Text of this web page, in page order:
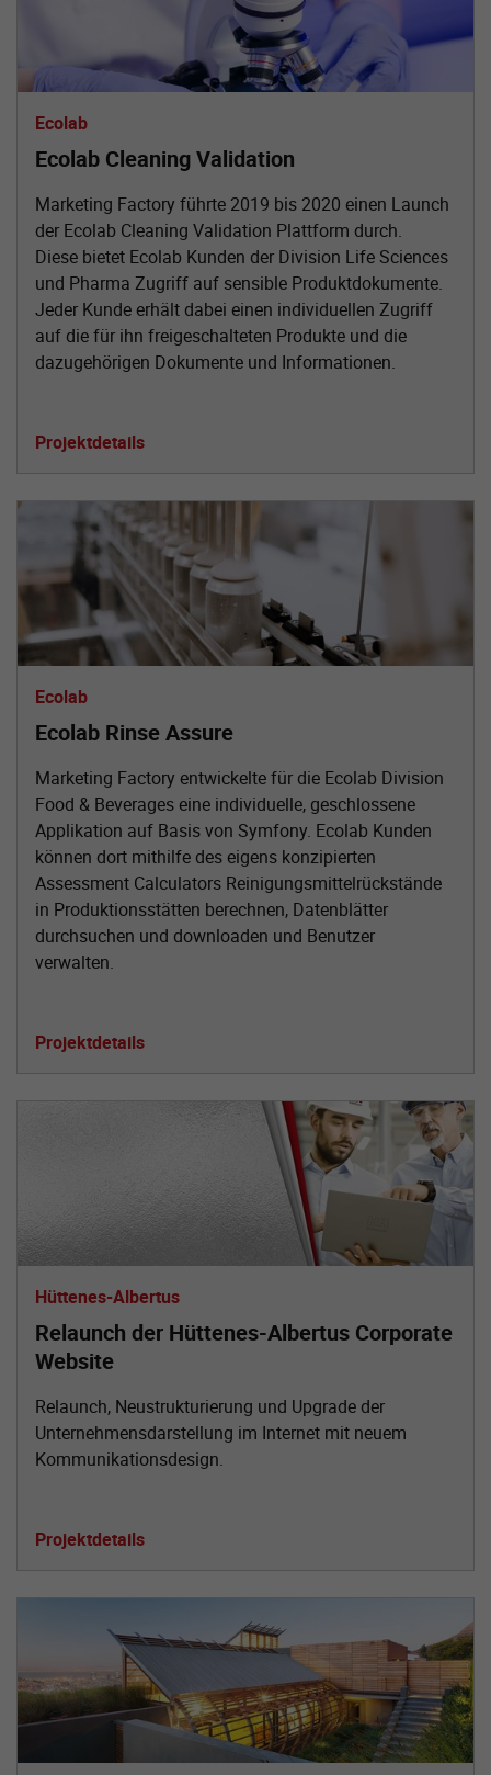
Ecolab
Ecolab Cleaning Validation
Marketing Factory führte 2019 bis 2020 einen Launch
der Ecolab Cleaning Validation Plattform durch.
Diese bietet Ecolab Kunden der Division Life Sciences
und Pharma Zugriff auf sensible Produktdokumente.
Jeder Kunde erhält dabei einen individuellen Zugriff
auf die für ihn freigeschalteten Produkte und die
dazugehörigen Dokumente und Informationen.
Projektdetails
Ecolab
Ecolab Rinse Assure
Marketing Factory entwickelte für die Ecolab Division
Food & Beverages eine individuelle, geschlossene
Applikation auf Basis von Symfony. Ecolab Kunden
können dort mithilfe des eigens konzipierten
Assessment Calculators Reinigungsmittelrückstände
in Produktionsstätten berechnen, Datenblätter
durchsuchen und downloaden und Benutzer
verwalten.
Projektdetails
Hüttenes-Albertus
Relaunch der Hüttenes-Albertus Corporate
Website
Relaunch, Neustrukturierung und Upgrade der
Unternehmensdarstellung im Internet mit neuem
Kommunikationsdesign.
Projektdetails